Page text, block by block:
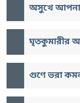
অসুখে
ঘৃতকুমারীর
গুণে ভরা